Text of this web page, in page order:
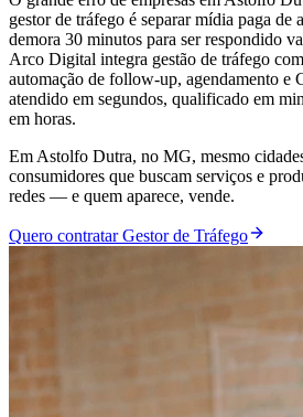
gestor de tráfego é separar mídia paga de
demora 30 minutos para ser respondido
Arco Digital integra gestão de tráfego
automação de follow-up, agendamento
atendido em segundos, qualificado em
em horas.
Em Astolfo Dutra, no MG, mesmo
consumidores que buscam serviços e
redes — e quem aparece, vende.
Quero contratar Gestor de Tráfego